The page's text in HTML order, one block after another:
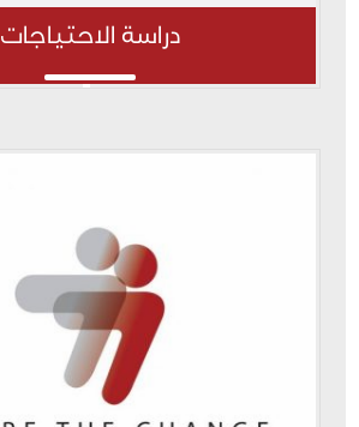
دراسة الاحتياجات